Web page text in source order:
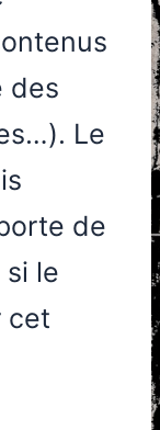
des
Le
de
si le
cet